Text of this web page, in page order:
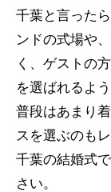
千葉と言った
ンドの式場や
く、ゲストの
を選ばれるよう
普段はあまり
スを選ぶのも
千葉の結婚式
さい。